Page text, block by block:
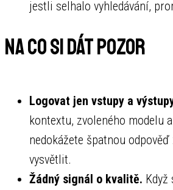
jestli selhalo vyhledávání,
Na co si dát pozor
Logovat jen vstupy a
kontextu, zvoleného modelu
nedokážete špatnou
vysvětlit.
Žádný signál o kvalitě. Když